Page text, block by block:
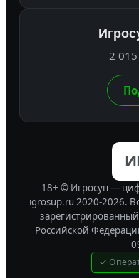
2
18+ © Игросуп —
igrosup.ru 2020-2026.
Российской
✓